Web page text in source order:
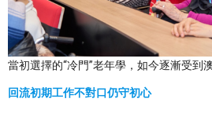
當初選擇的“冷門”老年學，如今逐漸受到
回流初期工作不對口仍守初心